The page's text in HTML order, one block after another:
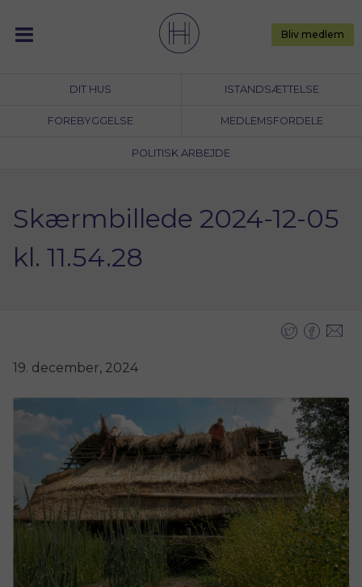
content
DIT HUS ISTANDSÆTTELSE
FOREBYGGELSE MEDLEMSFORDELE
POLITISK ARBEJDE
Bliv medlem
Skærmbillede 2024-12-05
kl. 11.54.28
19. december, 2024